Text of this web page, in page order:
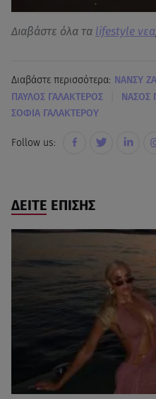
Διαβάστε όλα τα lifestyle νεα
Διαβάστε περισσότερα: ΝΑΝΣΥ
ΠΑΥΛΟΣ ΓΑΛΑΚΤΕΡΟΣ ΝΑΣΟΣ
ΣΟΦΙΑ ΓΑΛΑΚΤΕΡΟΥ
Follow us:
ΔΕΙΤΕ ΕΠΙΣΗΣ